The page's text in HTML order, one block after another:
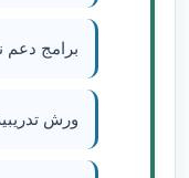
برامج
ورش